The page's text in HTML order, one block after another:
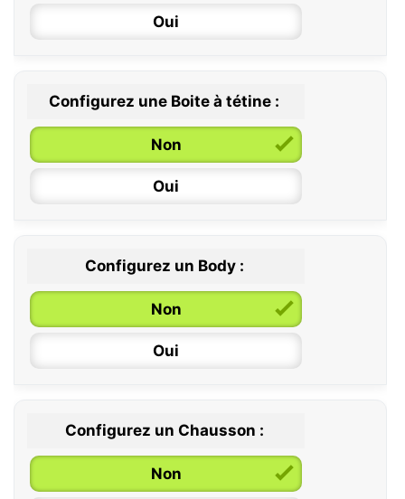
Oui
Configurez une Boite à tétine :
Non
Oui
Configurez un Body :
Non
Oui
0 / 6 mois
6 / 12 mois
Configurez un Chausson :
Non